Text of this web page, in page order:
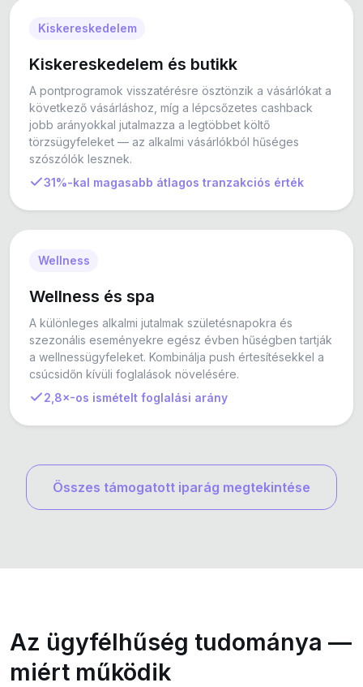
Kiskereskedelem
Kiskereskedelem és butikk
A pontprogramok visszatérésre ösztönzik a vásárlókat a
következő vásárláshoz, míg a lépcsőzetes cashback
jobb arányokkal jutalmazza a legtöbbet költő
törzsügyfeleket — az alkalmi vásárlókból hűséges
szószólók lesznek.
31%-kal magasabb átlagos tranzakciós érték
Wellness
Wellness és spa
A különleges alkalmi jutalmak születésnapokra és
szezonális eseményekre egész évben hűségben tartják
a wellnessügyfeleket. Kombinálja push értesítésekkel a
csúcsidőn kívüli foglalások növelésére.
2,8×-os ismételt foglalási arány
Összes támogatott iparág megtekintése
Az ügyfélhűség tudománya —
miért működik